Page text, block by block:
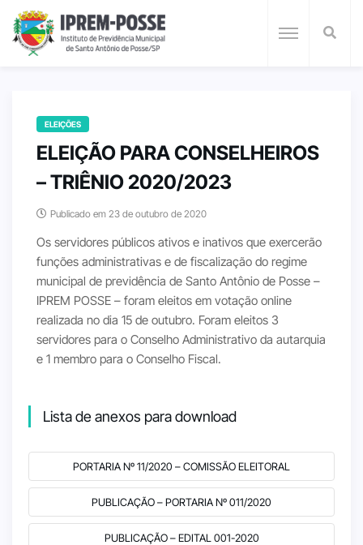
ELEIÇÕES
ELEIÇÃO PARA CONSELHEIROS
– TRIÊNIO 2020/2023
Publicado em 23 de outubro de 2020
Os servidores públicos ativos e inativos que exercerão
funções administrativas e de fiscalização do regime
municipal de previdência de Santo Antônio de Posse –
IPREM POSSE – foram eleitos em votação online
realizada no dia 15 de outubro. Foram eleitos 3
servidores para o Conselho Administrativo da autarquia
e 1 membro para o Conselho Fiscal.
Lista de anexos para download
PORTARIA Nº 11/2020 – COMISSÃO ELEITORAL
PUBLICAÇÃO – PORTARIA Nº 011/2020
PUBLICAÇÃO – EDITAL 001-2020